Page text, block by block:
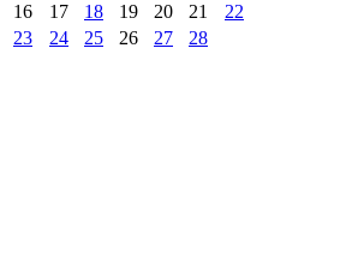
16
17 18 19 20 21
22
23
24 25 26 27 28